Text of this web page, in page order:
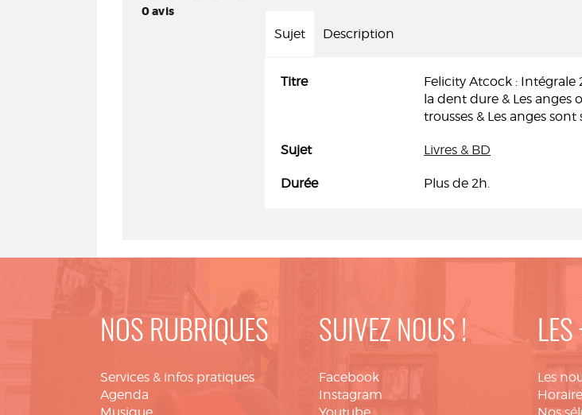
0avis
Sujet Description
Titre
Felicity Atcock : Intégrale
la dent dure & Les anges
trousses & Les anges sont
Sujet Livres & BD
Durée Plus de 2h.
NOS RUBRIQUES
Services & infos pratiques
Agenda
SUIVEZ NOUS !
Facebook
Instagram
Les